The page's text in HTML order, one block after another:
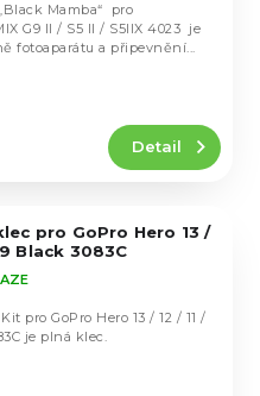
Detail
Mamba“ pro
G9 II / S5 II / S5IIX 4023 je
fotoaparátu a připevnění...
pro GoPro Hero 13 /
9 Black 3083C
pro GoPro Hero 13 / 12 / 11 /
je plná klec.